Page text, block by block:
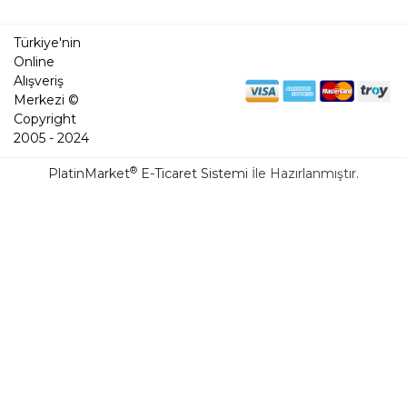
Türkiye'nin
Online
Alışveriş
Merkezi ©
Copyright
2005 - 2024
PlatinMarket® E-Ticaret Sistemi İle Hazırlanmıştır.